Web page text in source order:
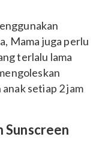
Mama juga perlu
terlalu lama
setiap 2 jam
Sunscreen